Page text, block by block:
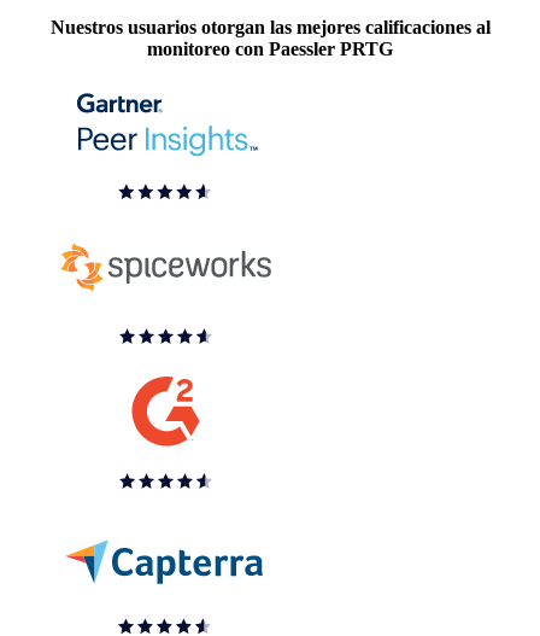
Nuestros usuarios otorgan las mejores calificaciones al
monitoreo con Paessler PRTG